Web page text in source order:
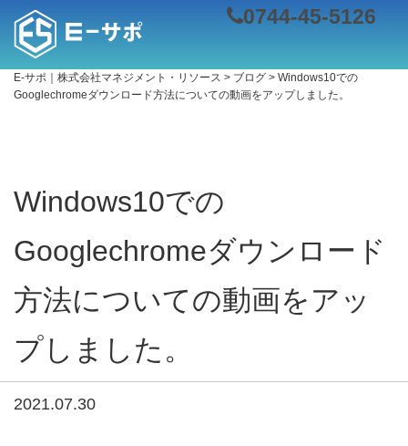
0744-45-5126
E-サポ｜株式会社マネジメント・リソース > ブログ > Windows10での
Googlechromeダウンロード方法についての動画をアップしました。
Windows10での
Googlechromeダウンロード
方法についての動画をアッ
プしました。
2021.07.30